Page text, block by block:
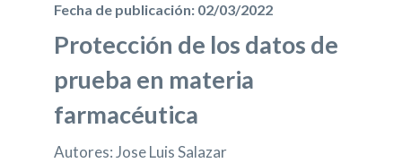
Fecha de publicación: 02/03/2022
Protección de los datos de
prueba en materia
farmacéutica
Autores: Jose Luis Salazar